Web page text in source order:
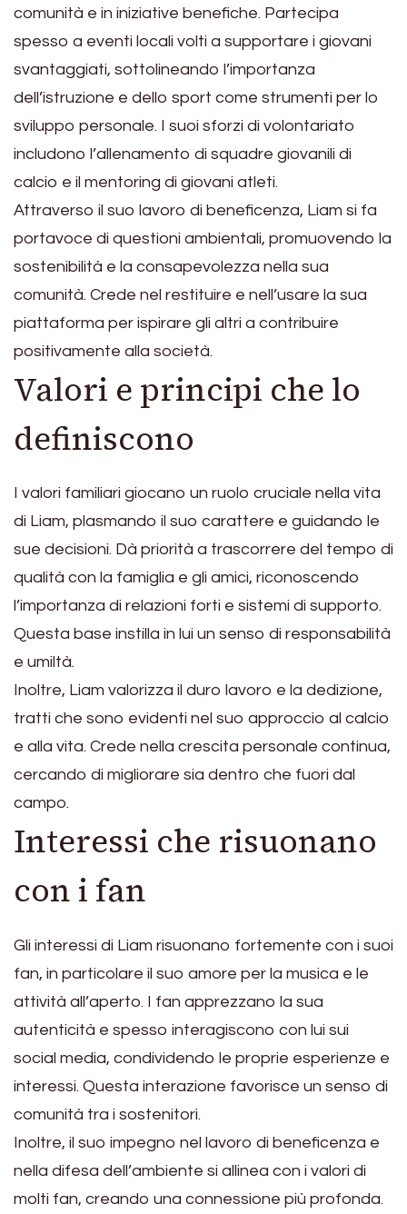
comunità e in iniziative benefiche. Partecipa
spesso a eventi locali volti a supportare i giovani
svantaggiati, sottolineando l’importanza
dell’istruzione e dello sport come strumenti per lo
sviluppo personale. I suoi sforzi di volontariato
includono l’allenamento di squadre giovanili di
calcio e il mentoring di giovani atleti.
Attraverso il suo lavoro di beneficenza, Liam si fa
portavoce di questioni ambientali, promuovendo la
sostenibilità e la consapevolezza nella sua
comunità. Crede nel restituire e nell’usare la sua
piattaforma per ispirare gli altri a contribuire
positivamente alla società.
Valori e principi che lo
definiscono
I valori familiari giocano un ruolo cruciale nella vita
di Liam, plasmando il suo carattere e guidando le
sue decisioni. Dà priorità a trascorrere del tempo di
qualità con la famiglia e gli amici, riconoscendo
l’importanza di relazioni forti e sistemi di supporto.
Questa base instilla in lui un senso di responsabilità
e umiltà.
Inoltre, Liam valorizza il duro lavoro e la dedizione,
tratti che sono evidenti nel suo approccio al calcio
e alla vita. Crede nella crescita personale continua,
cercando di migliorare sia dentro che fuori dal
campo.
Interessi che risuonano
con i fan
Gli interessi di Liam risuonano fortemente con i suoi
fan, in particolare il suo amore per la musica e le
attività all’aperto. I fan apprezzano la sua
autenticità e spesso interagiscono con lui sui
social media, condividendo le proprie esperienze e
interessi. Questa interazione favorisce un senso di
comunità tra i sostenitori.
Inoltre, il suo impegno nel lavoro di beneficenza e
nella difesa dell’ambiente si allinea con i valori di
molti fan, creando una connessione più profonda.